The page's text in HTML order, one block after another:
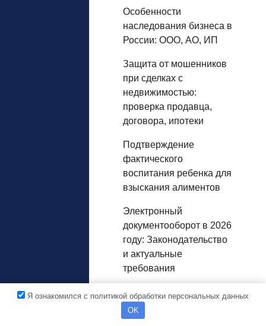
Особенности
наследования бизнеса в
России: ООО, АО, ИП
Защита от мошенников
при сделках с
недвижимостью:
проверка продавца,
договора, ипотеки
Подтверждение
фактического
воспитания ребенка для
взыскания алиментов
Электронный
документооборот в 2026
году: Законодательство
и актуальные
требования
Суррогатное
материнство в РФ:
Полное руководство
Я ознакомился с политикой обработки персональных данных
OK